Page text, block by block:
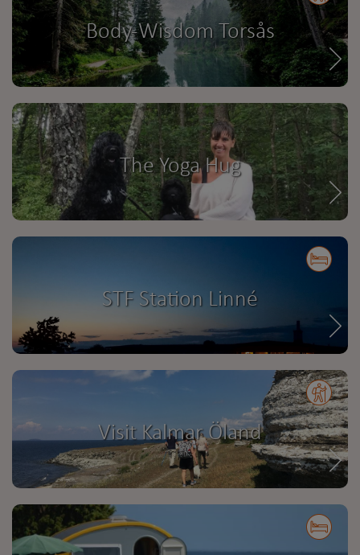
Body-Wisdom Torsås
The Yoga Hug
STF Station Linné
Visit Kalmar Öland